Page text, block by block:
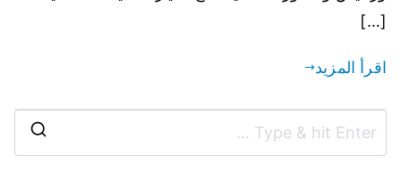
[…]
اقرأ المزيد